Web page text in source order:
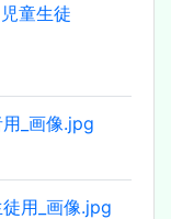
童生徒
_画像.jpg
用_画像.jpg